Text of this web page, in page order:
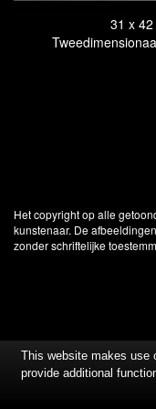
31 x
Het copyright op alle
kunstenaar. De
zonder schriftelijke
This website makes use
provide additional